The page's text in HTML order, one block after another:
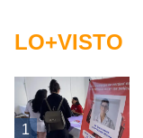
LO+VISTO
1